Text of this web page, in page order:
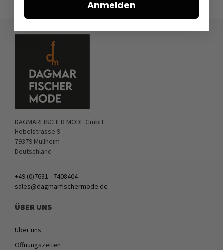
DAGMARFISCHER MODE GmbH
Hebelstrasse 9
79379 Müllheim
Deutschland
+49 (0)7631 - 7408404
sales@dagmarfischermode.de
ÜBER UNS
Über uns
Öffnungszeiten
Anmelden